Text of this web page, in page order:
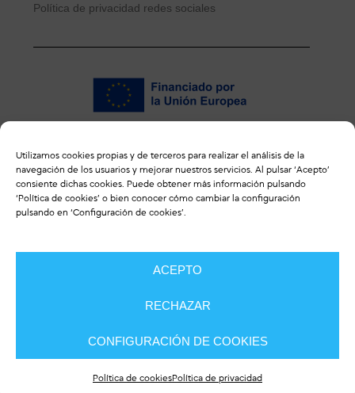
Utilizamos cookies propias y de terceros para realizar el análisis de la
navegación de los usuarios y mejorar nuestros servicios. Al pulsar ‘Acepto’
consiente dichas cookies. Puede obtener más información pulsando
‘Política de cookies’ o bien conocer cómo cambiar la configuración
pulsando en ‘Configuración de cookies’.
ACEPTO
RECHAZAR
CONFIGURACIÓN DE COOKIES
Política de cookiesPolítica de privacidad
Política de privacidad redes sociales
ENLACES DE INTERÉS
Revista ulceras.info